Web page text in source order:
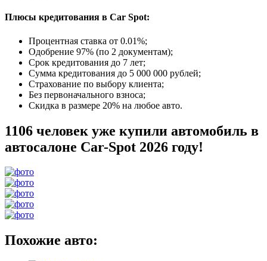
Плюсы кредитования в Car Spot:
Процентная ставка от 0.01%;
Одобрение 97% (по 2 документам);
Срок кредитования до 7 лет;
Сумма кредитования до 5 000 000 рублей;
Страхование по выбору клиента;
Без первоначального взноса;
Скидка в размере 20% на любое авто.
1106 человек уже купили автомобиль в
автосалоне Car-Spot 2026 году!
Похожие авто: